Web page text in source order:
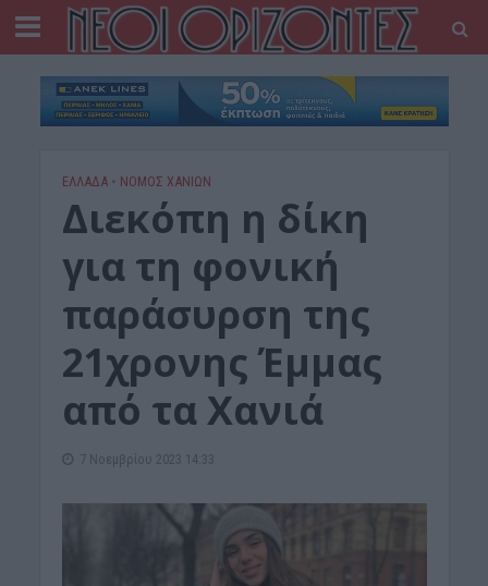
ΕΛΛΑΔΑ • ΝΟΜΌΣ ΧΑΝΊΩΝ
Διεκόπη η δίκη
για τη φονική
παράσυρση της
21χρονης Έμμας
από τα Χανιά
7 Νοεμβρίου 2023 14:33